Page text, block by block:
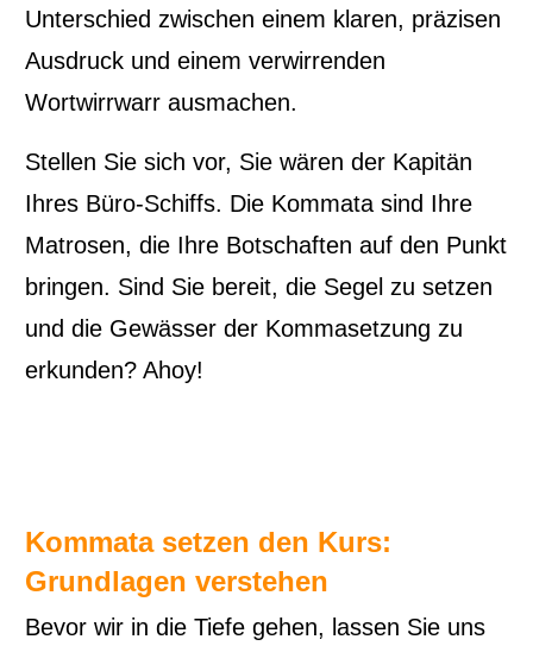
Unterschied zwischen einem klaren, präzisen
Ausdruck und einem verwirrenden
Wortwirrwarr ausmachen.
Stellen Sie sich vor, Sie wären der Kapitän
Ihres Büro-Schiffs. Die Kommata sind Ihre
Matrosen, die Ihre Botschaften auf den Punkt
bringen. Sind Sie bereit, die Segel zu setzen
und die Gewässer der Kommasetzung zu
erkunden? Ahoy!
Kommata setzen den Kurs:
Grundlagen verstehen
Bevor wir in die Tiefe gehen, lassen Sie uns